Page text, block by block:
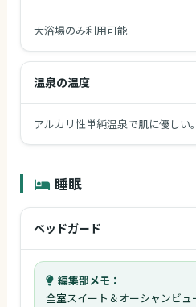
大浴場のみ利用可能
温泉の温度
アルカリ性単純温泉で肌に優しい
睡眠
ベッドガード
編集部メモ：
全室スイート＆オーシャンビ